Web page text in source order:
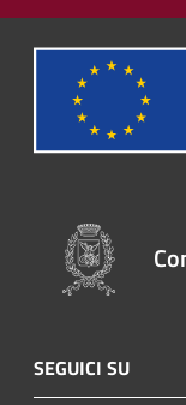
SEGUICI SU